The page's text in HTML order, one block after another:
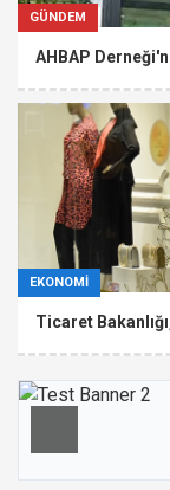
GÜNDEM
AHBAP
EKONOMİ
Ticaret